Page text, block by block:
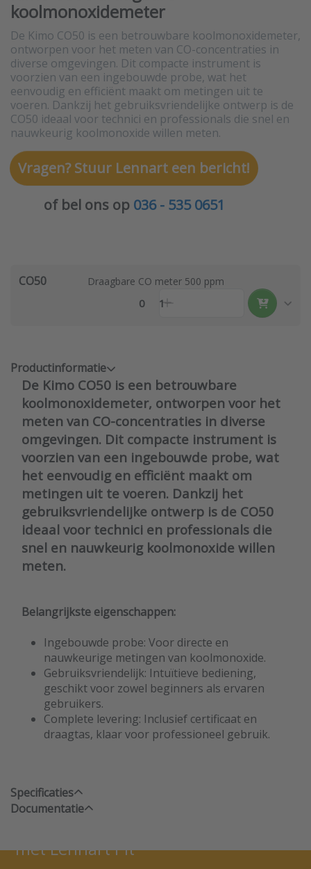
koolmonoxidemeter
De Kimo CO50 is een betrouwbare koolmonoxidemeter,
ontworpen voor het meten van CO-concentraties in
diverse omgevingen. Dit compacte instrument is
voorzien van een ingebouwde probe, wat het
eenvoudig en efficiënt maakt om metingen uit te
voeren. Dankzij het gebruiksvriendelijke ontwerp is de
CO50 ideaal voor technici en professionals die snel en
nauwkeurig koolmonoxide willen meten.
Vragen? Stuur Lennart een bericht!
of bel ons op 036 - 535 0651
CO50 Draagbare CO meter 500 ppm
0 1
Productinformatie
De Kimo CO50 is een betrouwbare
koolmonoxidemeter, ontworpen voor het
meten van CO-concentraties in diverse
omgevingen. Dit compacte instrument is
voorzien van een ingebouwde probe, wat
het eenvoudig en efficiënt maakt om
metingen uit te voeren. Dankzij het
gebruiksvriendelijke ontwerp is de CO50
ideaal voor technici en professionals die
snel en nauwkeurig koolmonoxide willen
meten.
Belangrijkste eigenschappen:
Ingebouwde probe: Voor directe en
nauwkeurige metingen van koolmonoxide.
Gebruiksvriendelijk: Intuïtieve bediening,
geschikt voor zowel beginners als ervaren
gebruikers.
Complete levering: Inclusief certificaat en
draagtas, klaar voor professioneel gebruik.
Specificaties
Documentatie
met Lennart Pit